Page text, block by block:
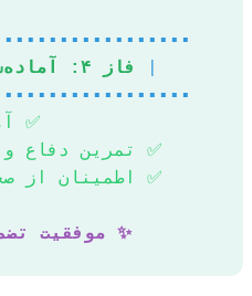
فاز ۴: آماده‌سازی نهایی و دفاع
✅
✅ تمرین دفاع
✅ اطمینان از
✨ موفقیت